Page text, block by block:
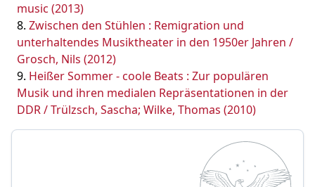
music (2013)
Zwischen den Stühlen : Remigration und
unterhaltendes Musiktheater in den 1950er Jahren /
Grosch, Nils (2012)
Heißer Sommer - coole Beats : Zur populären
Musik und ihren medialen Repräsentationen in der
DDR / Trülzsch, Sascha; Wilke, Thomas (2010)